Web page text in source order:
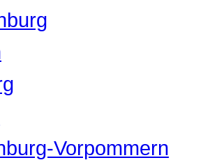
Vorpommern